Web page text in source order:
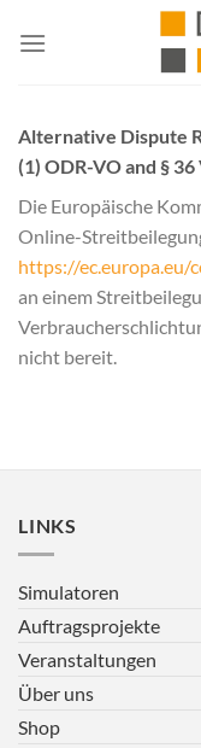
Inhalt
Alternative Dispute
(1) ODR-VO and § 36
Die Europäische
Online-
https://ec.europa.eu/
an einem
nicht bereit.
LINKS
Simulatoren
Auftragsprojekte
Veranstaltungen
Über uns
Shop